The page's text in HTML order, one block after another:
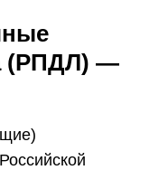
(РПДЛ) —